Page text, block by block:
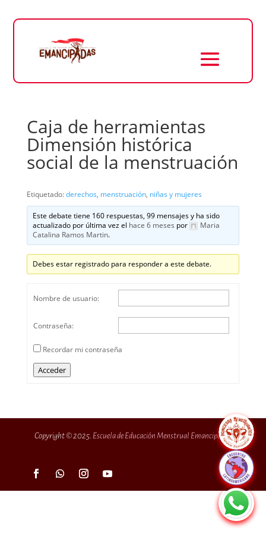
Caja de herramientas
Dimensión histórica
social de la menstruación
Etiquetado:derechos, menstruación, niñas y mujeres
Este debate tiene 160 respuestas, 99 mensajes y ha sido
actualizado por última vez el hace 6 meses por
Maria
Catalina Ramos Martin.
Debes estar registrado para responder a este debate.
Nombre de usuario:
Contraseña:
Recordar mi contraseña
Acceder
Copyright © 2025. Escuela de Educación Menstrual Emancipadas